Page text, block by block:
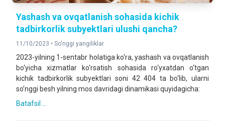
Yashash va ovqatlanish sohasida kichik
tadbirkorlik subyektlari ulushi qancha?
11/10/2023 • So'nggi yangiliklar
2023-yilning 1-sentabr holatiga ko‘ra, yashash va ovqatlanish
bo‘yicha xizmatlar ko'rsatish sohasida ro‘yxatdan o‘tgan
kichik tadbirkorlik subyektlari soni 42 404 ta bo‘lib, ularni
so’nggi besh yilning mos davridagi dinamikasi quyidagicha:
Batafsil ...